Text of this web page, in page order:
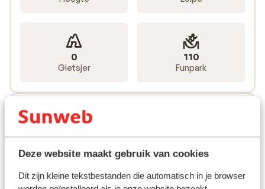
Deze website maakt gebruik van cookies
Dit zijn kleine tekstbestanden die automatisch in je browser
0
Gletsjer
110
Funpark
Liften
Gondels Stoeltjesliften